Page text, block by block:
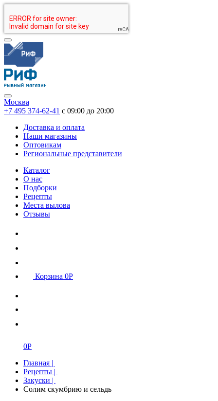
Москва
+7 495 374-62-41 c 09:00 до 20:00
Доставка и оплата
Наши магазины
Оптовикам
Региональные представители
Каталог
О нас
Подборки
Рецепты
Места вылова
Отзывы
Корзина 0Р
0Р
Главная |
Рецепты |
Закуски |
Солим скумбрию и сельдь